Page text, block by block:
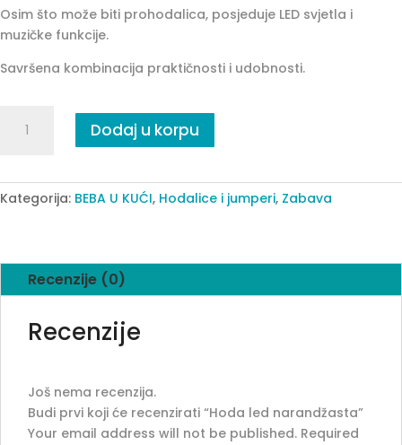
Osim što može biti prohodalica, posjeduje LED svjetla i
muzičke funkcije.
Savršena kombinacija praktičnosti i udobnosti.
Dodaj u korpu
Kategorija: BEBA U KUĆI, Hodalice i jumperi, Zabava
Recenzije (0)
Recenzije
Još nema recenzija.
Budi prvi koji će recenzirati “Hoda led narandžasta”
Your email address will not be published. Required